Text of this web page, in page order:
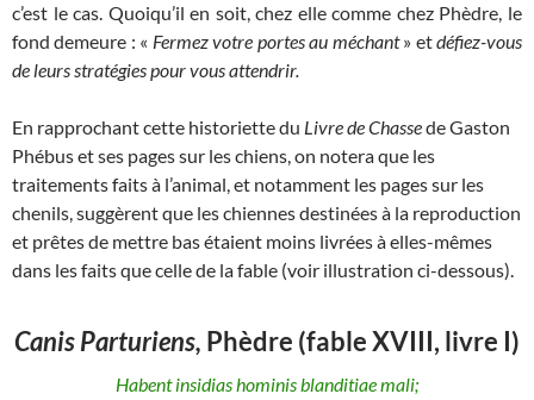
c’est le cas. Quoiqu’il en soit, chez elle comme chez Phèdre, le
fond demeure : « Fermez votre portes au méchant» etdéfiez-vous
de leurs stratégies pour vous attendrir.
En rapprochant cette historiette du Livre de Chassede Gaston
Phébus et ses pages sur les chiens, on notera que les
traitements faits à l’animal, et notamment les pages sur les
chenils, suggèrent que les chiennes destinées à la reproduction
et prêtes de mettre bas étaient moins livrées à elles-mêmes
dans les faits que celle de la fable (voir illustration ci-dessous).
Canis Parturiens, Phèdre (fable XVIII, livre I)
Habent insidias hominis blanditiae mali;